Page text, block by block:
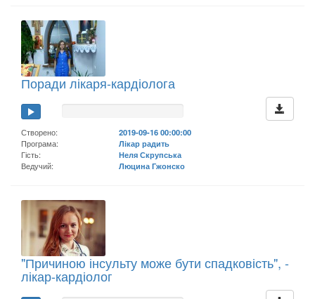
Поради лікаря-кардіолога
Створено:
2019-09-16 00:00:00
Програма:
Лікар радить
Гість:
Неля Скрупська
Ведучий:
Люцина Гжонско
"Причиною інсульту може бути спадковість", -
лікар-кардіолог